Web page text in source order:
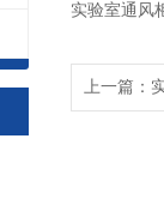
实验室通风
上一篇：